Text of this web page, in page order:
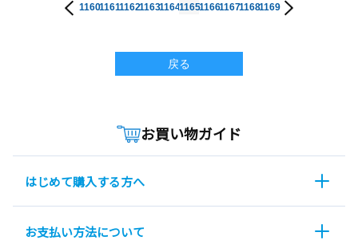
1160116111621163116411651166116711681169
戻る
お買い物ガイド
はじめて購入する方へ
お支払い方法について